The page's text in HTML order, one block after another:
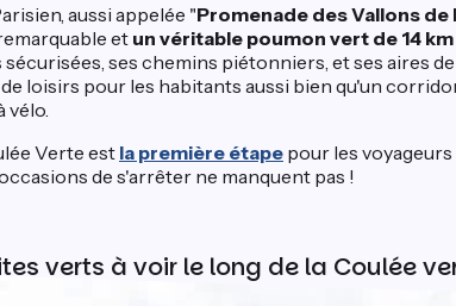
aussi appelée "Promenade des Vallons de
et un véritable poumon vert de 14
ses chemins piétonniers, et ses aires
loisirs pour les habitants aussi bien qu'un
vélo.
Verte est la première étape pour les
de s'arrêter ne manquent pas !
verts à voir le long de la Coulée